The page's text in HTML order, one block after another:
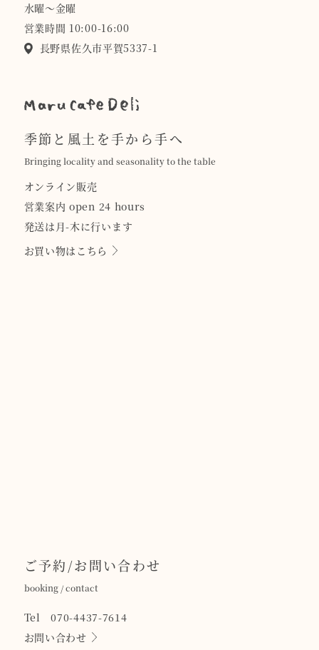
水曜〜金曜
営業時間 10:00-16:00
長野県佐久市平賀5337-1
季節と風土を手から手へ
Bringing locality and seasonality to the table
オンライン販売
営業案内 open 24 hours
発送は月-木に行います
お買い物はこちら
ご予約/お問い合わせ
booking / contact
Tel 070-4437-7614
お問い合わせ